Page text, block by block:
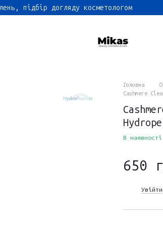
підбір догляду косметологом
Головна
Cashmere
В наявності
650
Увійти